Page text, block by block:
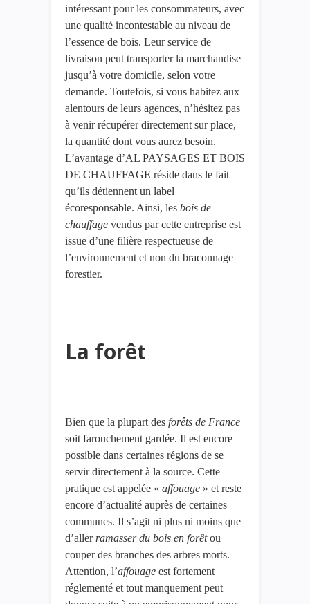
intéressant pour les consommateurs, avec
une qualité incontestable au niveau de
l’essence de bois. Leur service de
livraison peut transporter la marchandise
jusqu’à votre domicile, selon votre
demande. Toutefois, si vous habitez aux
alentours de leurs agences, n’hésitez pas
à venir récupérer directement sur place,
la quantité dont vous aurez besoin.
L’avantage d’AL PAYSAGES ET BOIS
DE CHAUFFAGE réside dans le fait
qu’ils détiennent un label
écoresponsable. Ainsi, les bois de
chauffage vendus par cette entreprise est
issue d’une filière respectueuse de
l’environnement et non du braconnage
forestier.
La forêt
Bien que la plupart des forêts de France
soit farouchement gardée. Il est encore
possible dans certaines régions de se
servir directement à la source. Cette
pratique est appelée « affouage » et reste
encore d’actualité auprès de certaines
communes. Il s’agit ni plus ni moins que
d’aller ramasser du bois en forêtou
couper des branches des arbres morts.
Attention, l’affouage est fortement
réglementé et tout manquement peut